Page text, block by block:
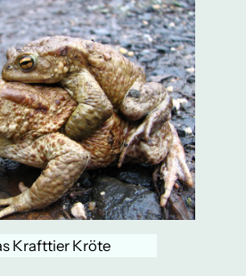
Krafttier Kröte